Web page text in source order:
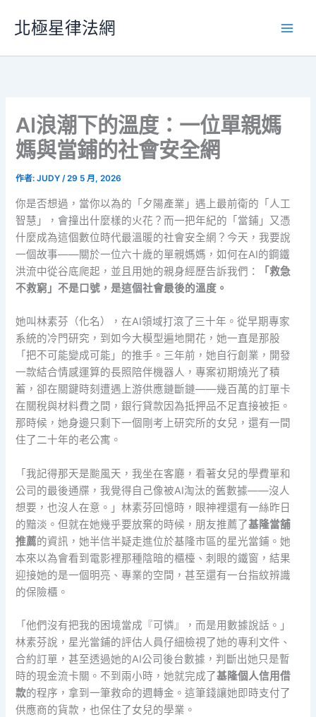
要
北極星律法網
AI浪潮下的溫度：一位單親媽
媽與當鋪的社會安全網
作者:JUDY/29 5 月, 2026
你是否想過，當你以為的「夕陽產業」遇上最前衛的「人工
智慧」，會撞出什麼樣的火花？而一把年紀的「當鋪」又憑
什麼成為這個數位時代最溫暖的社會安全網？今天，我要說
一個故事——關於一位六十歲的單親媽媽，如何在AI的鋼鐵
洪流中從谷底爬起，並且用她的親身經歷告訴我們：
「救急
不救窮」不是口號，是這個社會最後的溫度。
她叫林素芬（化名），在AI領域打滾了三十年。從早期專家
系統的冷門研究，到如今大模型遍地開花，她一直是那股
「把不可能變成可能」的推手。三年前，她自行創業，開發
一款結合情感運算的長照陪伴機器人，專案初期燒光了積
蓄，卻在關鍵時刻遭遇上游供應鏈斷鏈——幾百萬的訂單卡
在關稅與材料費之間，銀行貸款因為抵押品不足直接被拒。
那時候，她身邊只剩下一個剛考上研究所的女兒，還有一間
住了二十年的老公寓。
「我記得那天是颱風天，我坐在客廳，看著女兒的學費單和
公司的最後通牒，我覺得自己像被AI淘汰的舊數據——沒人
想要，也沒人在意。」林素芬回憶時，眼神裡還有一絲昨日
的黯淡。但就在她幾乎要放棄的時候，朋友推薦了基隆當舖
推薦的資訊，她半信半疑走進位於基隆市區的星光當鋪。她
本來以為會看到電影裡那種陰暗的櫃檯、刺眼的鐵窗，結果
迎接她的是一個明亮、專業的空間，甚至還有一台指紋辨識
的保險櫃。
「他們沒有把我的困境當成『可憐』，而是用數據說話。」
林素芬說，星光當鋪的評估人員仔細檢視了她的專利文件、
合約訂單，甚至透過她的AI公司後台數據，判斷出她只是暫
時的現金流卡關。不到兩小時，她就完成了基隆個人信用借
款的程序，拿到一筆救命的週轉金。這筆錢讓她即時支付了
供應商的貨款，也保住了女兒的學業。